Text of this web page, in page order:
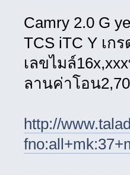
Camry 2.0 G
TCS iTC Y เกร
เลขไมล์
ลานค่าโอน
http://